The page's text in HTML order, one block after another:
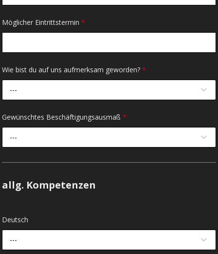
Möglicher Eintrittstermin*
Wie bist du auf uns aufmerksam geworden?*
---
Gewünschtes Beschäftigungsausmaß*
---
allg. Kompetenzen
Deutsch
---